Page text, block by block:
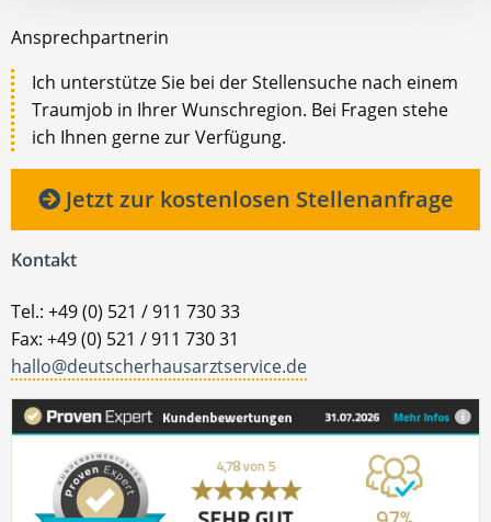
Ansprechpartnerin
Ich unterstütze Sie bei der Stellensuche nach einem
Traumjob in Ihrer Wunschregion. Bei Fragen stehe
ich Ihnen gerne zur Verfügung.
Jetzt zur kostenlosen Stellenanfrage
Kontakt
Tel.: +49 (0) 521 / 911 730 33
Fax: +49 (0) 521 / 911 730 31
hallo@deutscherhausarztservice.de